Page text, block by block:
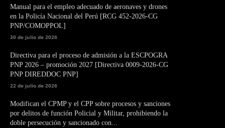
Manual para el empleo adecuado de aeronaves y drones
en la Policía Nacional del Perú [RCG 452-2026-CG
PNP/COMOPPOL]
30 de julio de 2026
Directiva para el proceso de admisión a la ESCPOGRA
PNP 2026 – promoción 2027 [Directiva 0009-2026-CG
PNP DIREDDOC PNP]
22 de julio de 2026
Modifican el CPMP y el CPP sobre procesos y sanciones
por delitos de función Policial y Militar, prohibiendo la
doble persecución y sancionado con...